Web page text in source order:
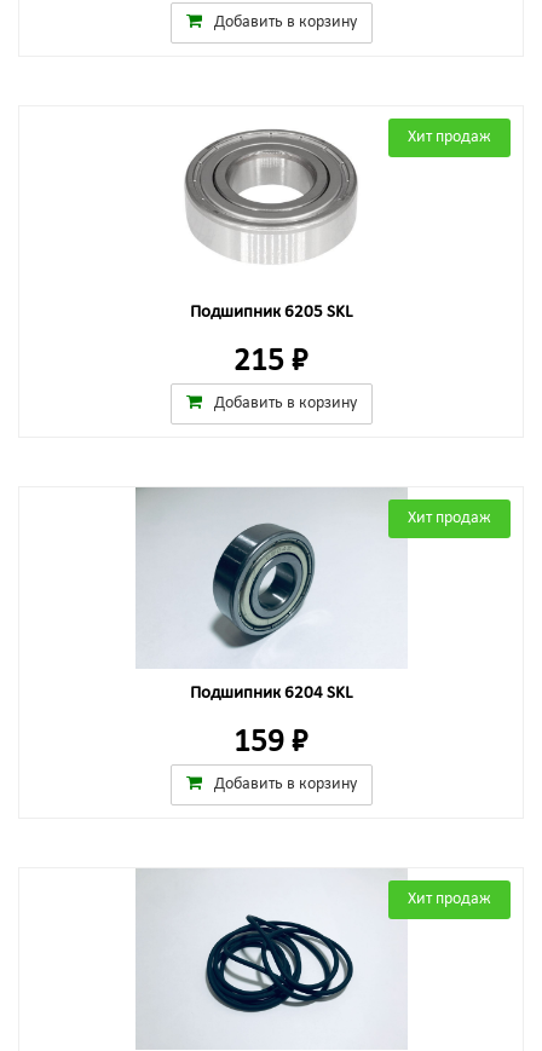
Добавить в корзину
Хит продаж
Подшипник 6205 SKL
215 ₽
Добавить в корзину
Хит продаж
Подшипник 6204 SKL
159 ₽
Добавить в корзину
Хит продаж